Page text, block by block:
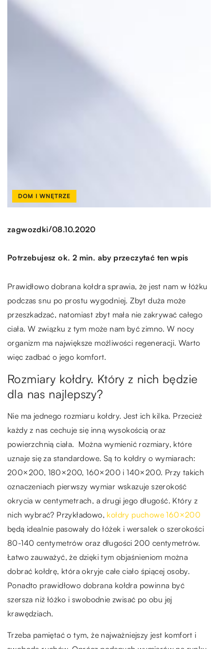
DOM I WNĘTRZE
zagwozdki/08.10.2020
Potrzebujesz ok. 2 min. aby przeczytać ten wpis
Prawidłowo dobrana kołdra sprawia, że jest nam w łóżku
podczas snu po prostu wygodniej. Zbyt duża może
przeszkadzać, natomiast zbyt mała nie zakrywać całego
ciała. W związku z tym może nam być zimno. W nocy
organizm ma największe możliwości regeneracji. Warto
więc zadbać o jego komfort.
Rozmiary kołdry. Który z nich będzie
dla nas najlepszy?
Nie ma jednego rozmiaru kołdry. Jest ich kilka. Przecież
każdy z nas cechuje się inną wysokością oraz
powierzchnią ciała. Można wymienić rozmiary, które
uznaje się za standardowe. Są to kołdry o wymiarach:
200×200, 180×200, 160×200 i 140×200. Przy takich
oznaczeniach pierwszy wymiar wskazuje szerokość
okrycia w centymetrach, a drugi jego długość. Który z
nich wybrać? Przykładowo, kołdry puchowe 160×200
będą idealnie pasowały do łóżek i wersalek o szerokości
80-140 centymetrów oraz długości 200 centymetrów.
Łatwo zauważyć, że dzięki tym objaśnieniom można
dobrać kołdrę, która okryje całe ciało śpiącej osoby.
Ponadto prawidłowo dobrana kołdra powinna być
szersza niż łóżko i swobodnie zwisać po obu jej
krawędziach.
Trzeba pamiętać o tym, że najważniejszy jest komfort i